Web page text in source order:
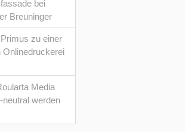
bei
Breuninger
zu einer
Onlinedruckerei
Media
werden